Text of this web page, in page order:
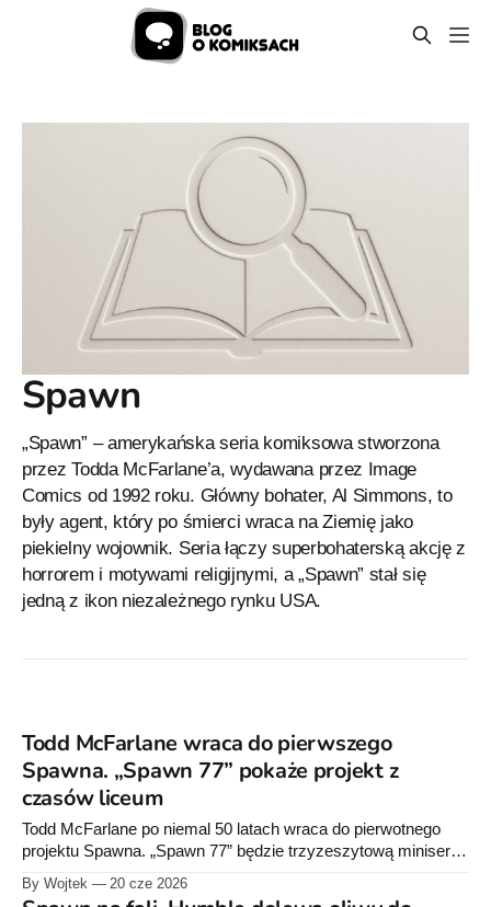
Spawn
„Spawn” – amerykańska seria komiksowa stworzona
przez Todda McFarlane’a, wydawana przez Image
Comics od 1992 roku. Główny bohater, Al Simmons, to
były agent, który po śmierci wraca na Ziemię jako
piekielny wojownik. Seria łączy superbohaterską akcję z
horrorem i motywami religijnymi, a „Spawn” stał się
jedną z ikon niezależnego rynku USA.
Todd McFarlane wraca do pierwszego
Spawna. „Spawn 77” pokaże projekt z
czasów liceum
Todd McFarlane po niemal 50 latach wraca do pierwotnego
projektu Spawna. „Spawn 77” będzie trzyzeszytową miniserią
Image Comics z malowanymi planszami Marka Spearsa.
By Wojtek 20 cze 2026